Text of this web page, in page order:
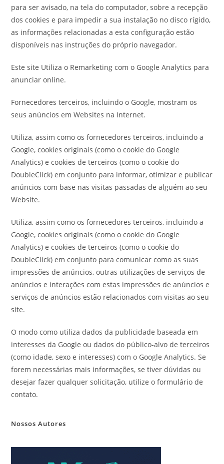
para ser avisado, na tela do computador, sobre a recepção
dos cookies e para impedir a sua instalação no disco rígido,
as informações relacionadas a esta configuração estão
disponíveis nas instruções do próprio navegador.
Este site Utiliza o Remarketing com o Google Analytics para
anunciar online.
Fornecedores terceiros, incluindo o Google, mostram os
seus anúncios em Websites na Internet.
Utiliza, assim como os fornecedores terceiros, incluindo a
Google, cookies originais (como o cookie do Google
Analytics) e cookies de terceiros (como o cookie do
DoubleClick) em conjunto para informar, otimizar e publicar
anúncios com base nas visitas passadas de alguém ao seu
Website.
Utiliza, assim como os fornecedores terceiros, incluindo a
Google, cookies originais (como o cookie do Google
Analytics) e cookies de terceiros (como o cookie do
DoubleClick) em conjunto para comunicar como as suas
impressões de anúncios, outras utilizações de serviços de
anúncios e interações com estas impressões de anúncios e
serviços de anúncios estão relacionados com visitas ao seu
site.
O modo como utiliza dados da publicidade baseada em
interesses da Google ou dados do público-alvo de terceiros
(como idade, sexo e interesses) com o Google Analytics. Se
forem necessárias mais informações, se tiver dúvidas ou
desejar fazer qualquer solicitação, utilize o formulário de
contato.
Nossos Autores